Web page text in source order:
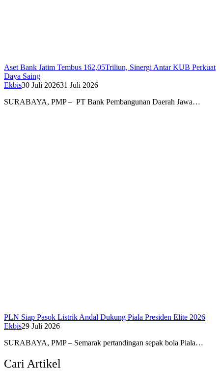
Aset Bank Jatim Tembus 162,05Triliun, Sinergi Antar KUB Perkuat
Daya Saing
Ekbis30 Juli 202631 Juli 2026
SURABAYA, PMP – PT Bank Pembangunan Daerah Jawa…
PLN Siap Pasok Listrik Andal Dukung Piala Presiden Elite 2026
Ekbis29 Juli 2026
SURABAYA, PMP – Semarak pertandingan sepak bola Piala…
Cari Artikel